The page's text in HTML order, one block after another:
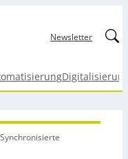
Newsletter
Synchronisierte